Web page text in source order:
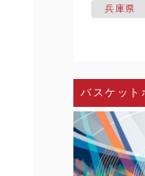
の夏を
始まっ
し、神
兵庫県
バスケット